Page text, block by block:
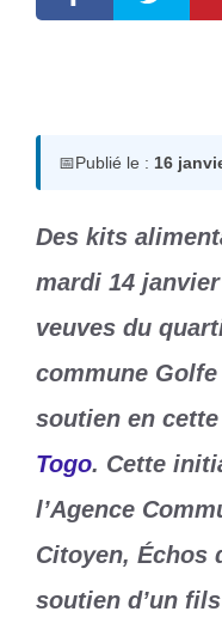
📅Publié le : 16
Des kits
mardi 14
veuves du
commune
soutien en
Togo. Cette
l’Agence
Citoyen, Échos
soutien d’un